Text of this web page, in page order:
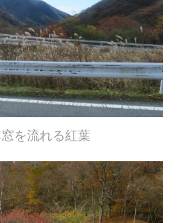
を流れる紅葉